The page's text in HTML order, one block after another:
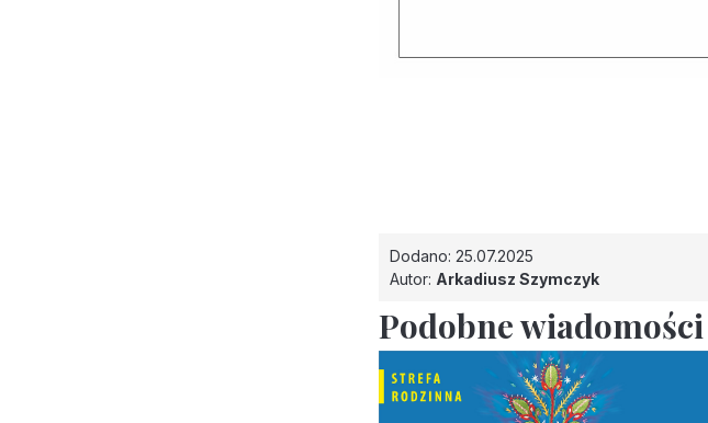
Dodano: 25.07.2025
Autor: Arkadiusz Szymczyk
Podobne wiadomości